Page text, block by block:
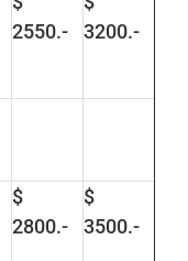
2550.-
3200.-
$
2800.-
$
3500.-